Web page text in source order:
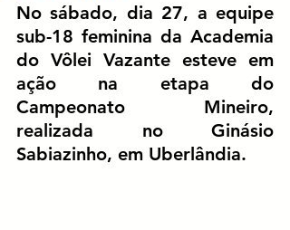
sub-18 feminina da Academia
do Vôlei Vazante esteve em
ação na etapa do
Campeonato Mineiro,
realizada no Ginásio
Sabiazinho, em Uberlândia.